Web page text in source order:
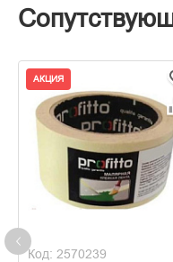
АКЦИЯ
Код: 2570239